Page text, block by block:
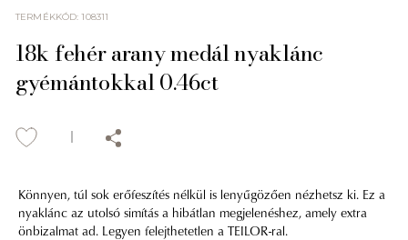
TERMÉKKÓD:108311
18k fehér arany medál nyaklánc
gyémántokkal 0.46ct
Könnyen, túl sok erőfeszítés nélkül is lenyűgözően nézhetsz ki. Ez a
nyaklánc az utolsó simítás a hibátlan megjelenéshez, amely extra
önbizalmat ad. Legyen felejthetetlen a TEILOR-ral.